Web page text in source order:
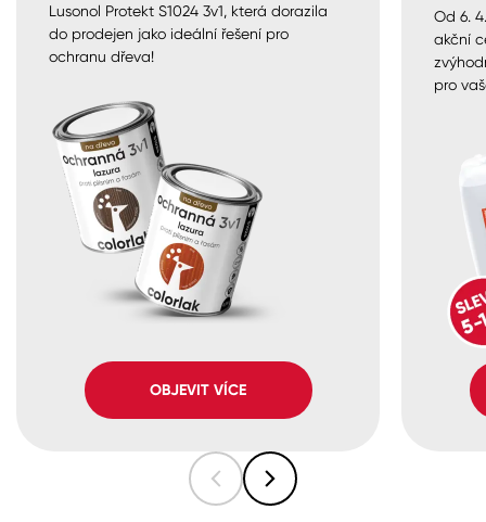
Lusonol Protekt S1024 3v1, která dorazila
do prodejen jako ideální řešení pro
ochranu dřeva!
OBJEVIT VÍCE
Od 6.
akční
pro